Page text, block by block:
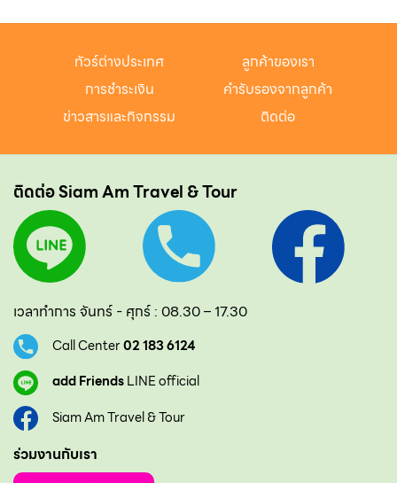
ทัวร์ต่างประเทศ
ลูกค้าของเรา
การชำระเงิน
คำรับรองจากลูกค้า
ข่าวสารและกิจกรรม
ติดต่อ
ติดต่อ Siam Am Travel & Tour
เวลาทำการ จันทร์ - ศุกร์ : 08.30 – 17.30
Call Center02 183 6124
add FriendsLINE official
Siam Am Travel & Tour
ร่วมงานกับเรา